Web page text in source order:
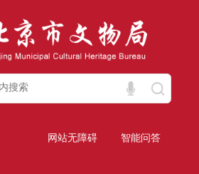
网站无障碍 智能问答